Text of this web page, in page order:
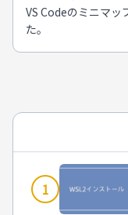
VS Codeのミニマッ
た。
1